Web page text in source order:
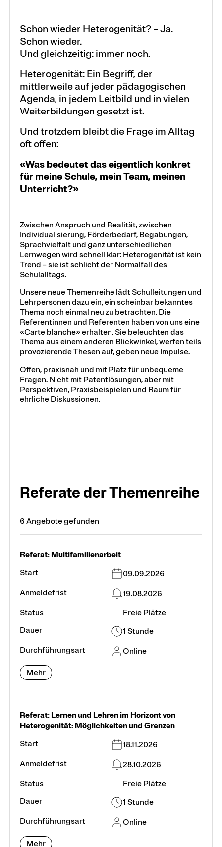
Schon wieder Heterogenität? – Ja.
Schon wieder.
Und gleichzeitig: immer noch.
Heterogenität: Ein Begriff, der
mittlerweile auf jeder pädagogischen
Agenda, in jedem Leitbild und in vielen
Weiterbildungen gesetzt ist.
Und trotzdem bleibt die Frage im Alltag
oft offen:
«Was bedeutet das eigentlich konkret
für meine Schule, mein Team, meinen
Unterricht?»
Zwischen Anspruch und Realität, zwischen
Individualisierung, Förderbedarf, Begabungen,
Sprachvielfalt und ganz unterschiedlichen
Lernwegen wird schnell klar: Heterogenität ist kein
Trend – sie ist schlicht der Normalfall des
Schulalltags.
Unsere neue Themenreihe lädt Schulleitungen und
Lehrpersonen dazu ein, ein scheinbar bekanntes
Thema noch einmal neu zu betrachten. Die
Referentinnen und Referenten haben von uns eine
«Carte blanche» erhalten. Sie beleuchten das
Thema aus einem anderen Blickwinkel, werfen teils
provozierende Thesen auf, geben neue Impulse.
Offen, praxisnah und mit Platz für unbequeme
Fragen. Nicht mit Patentlösungen, aber mit
Perspektiven, Praxisbeispielen und Raum für
ehrliche Diskussionen.
Referate der Themenreihe
6 Angebote gefunden
Referat: Multifamilienarbeit
09.09.2026
19.08.2026
Freie Plätze
1 Stunde
Online
Mehr
Referat: Lernen und Lehren im Horizont von
Heterogenität: Möglichkeiten und Grenzen
18.11.2026
28.10.2026
Freie Plätze
1 Stunde
Online
Mehr